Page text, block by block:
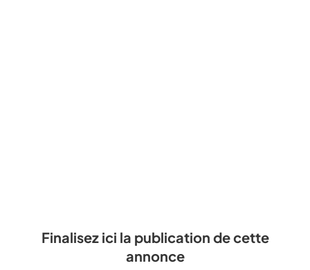
Finalisez ici la publication de cette
annonce